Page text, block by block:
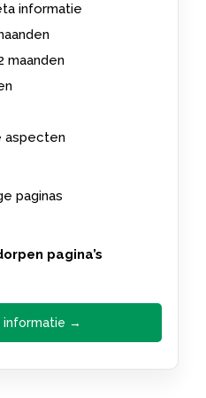
informatie
maanden
aspecten
paginas
pagina’s
informatie →